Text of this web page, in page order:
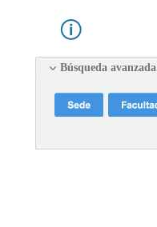
Búsqueda avanzada